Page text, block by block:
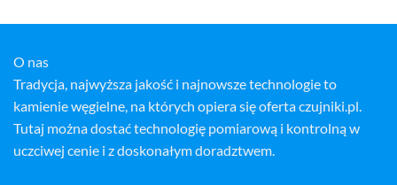
O nas
Tradycja, najwyższa jakość i najnowsze technologie to
kamienie węgielne, na których opiera się oferta czujniki.pl.
Tutaj można dostać technologię pomiarową i kontrolną w
uczciwej cenie i z doskonałym doradztwem.